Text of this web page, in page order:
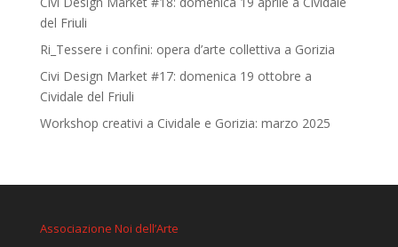
del Friuli
Ri_Tessere i confini: opera d’arte collettiva a Gorizia
Civi Design Market #17: domenica 19 ottobre a
Cividale del Friuli
Workshop creativi a Cividale e Gorizia: marzo 2025
Associazione Noi dell’Arte